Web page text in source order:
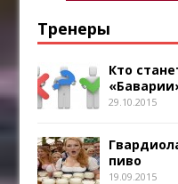
Тренеры
Кто
29.10.2015
пиво
19.09.2015